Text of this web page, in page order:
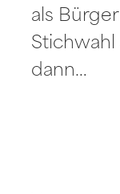
als
Stichwahl
dann…